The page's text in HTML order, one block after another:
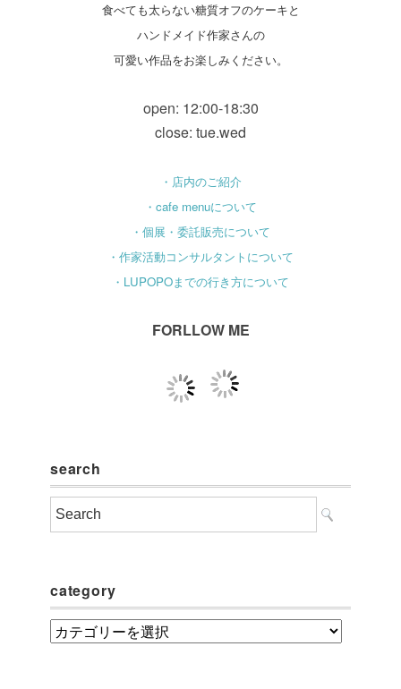
食べても太らない糖質オフのケーキと
ハンドメイド作家さんの
可愛い作品をお楽しみください。
open: 12:00-18:30
close: tue.wed
・店内のご紹介
・cafe menuについて
・個展・委託販売について
・作家活動コンサルタントについて
・LUPOPOまでの行き方について
FORLLOW ME
search
category
category